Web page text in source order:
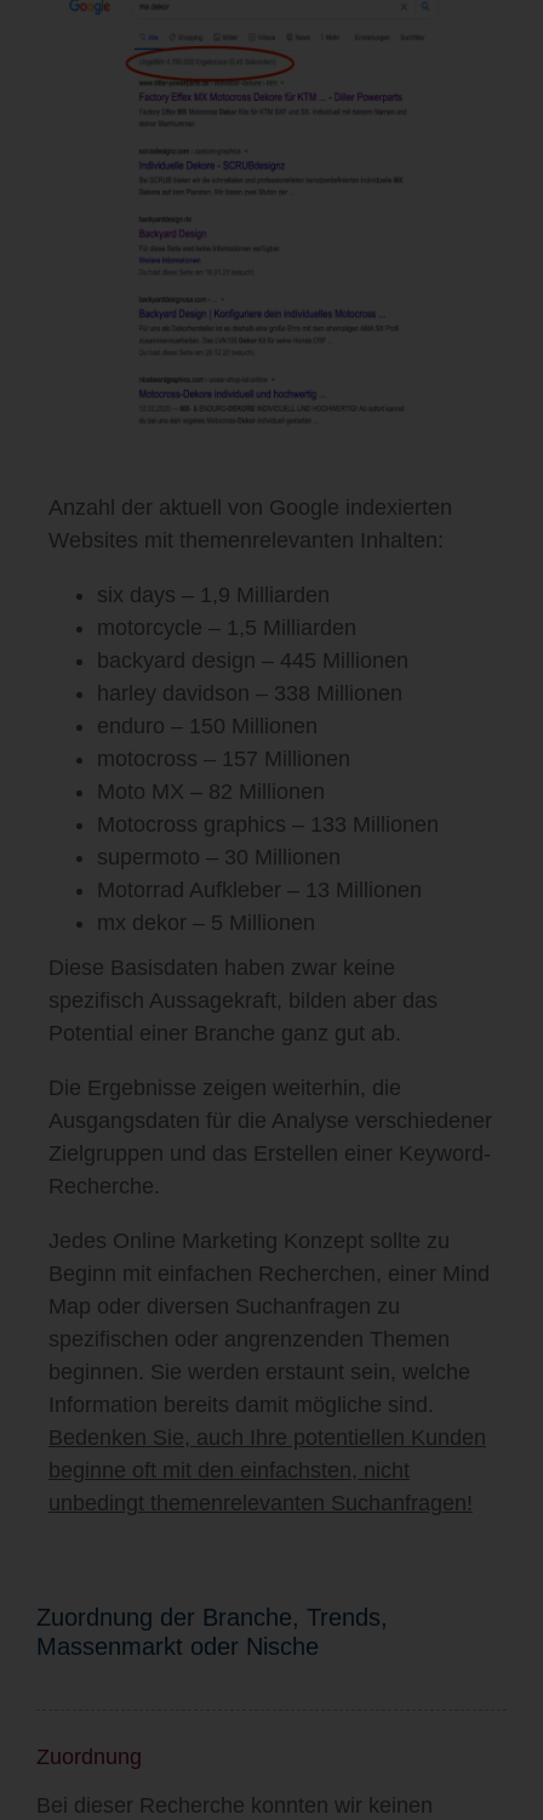
Anzahl der aktuell von Google indexierten
Websites mit themenrelevanten Inhalten:
six days – 1,9 Milliarden
motorcycle – 1,5 Milliarden
backyard design – 445 Millionen
harley davidson – 338 Millionen
enduro – 150 Millionen
motocross – 157 Millionen
Moto MX – 82 Millionen
Motocross graphics – 133 Millionen
supermoto – 30 Millionen
Motorrad Aufkleber – 13 Millionen
mx dekor – 5 Millionen
Diese Basisdaten haben zwar keine
spezifisch Aussagekraft, bilden aber das
Potential einer Branche ganz gut ab.
Die Ergebnisse zeigen weiterhin, die
Ausgangsdaten für die Analyse verschiedener
Zielgruppen und das Erstellen einer Keyword-
Recherche.
Jedes Online Marketing Konzept sollte zu
Beginn mit einfachen Recherchen, einer Mind
Map oder diversen Suchanfragen zu
spezifischen oder angrenzenden Themen
beginnen. Sie werden erstaunt sein, welche
Information bereits damit mögliche sind.
Bedenken Sie, auch Ihre potentiellen Kunden
beginne oft mit den einfachsten, nicht
unbedingt themenrelevanten Suchanfragen!
Zuordnung der Branche, Trends,
Massenmarkt oder Nische
Zuordnung
Bei dieser Recherche konnten wir keinen